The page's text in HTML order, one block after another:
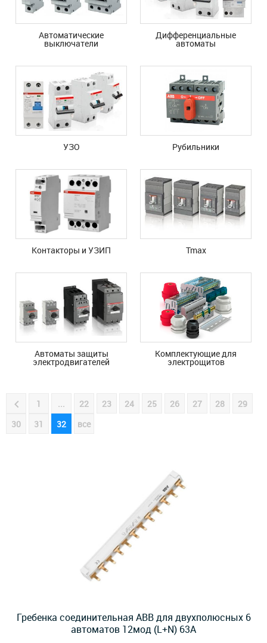
Автоматические
выключатели
Дифференциальные
автоматы
УЗО Рубильники
Контакторы и УЗИП Tmax
Автоматы защиты
электродвигателей
Комплектующие для
электрощитов
1 ... 22 23 24 25 26 27 28
29
30
31 32 все
Гребенка соединительная ABB для двухполюсных 6
автоматов 12мод (L+N) 63А